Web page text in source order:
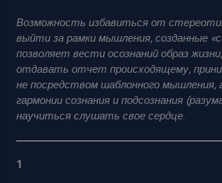
Возможность избавиться от
выйти за рамки мышления, созданные
позволяет вести осознаний образ
отдавать отчет происходящему,
не посредством шаблонного мышления,
гармонии сознания и подсознания
научиться слушать свое сердце.
1